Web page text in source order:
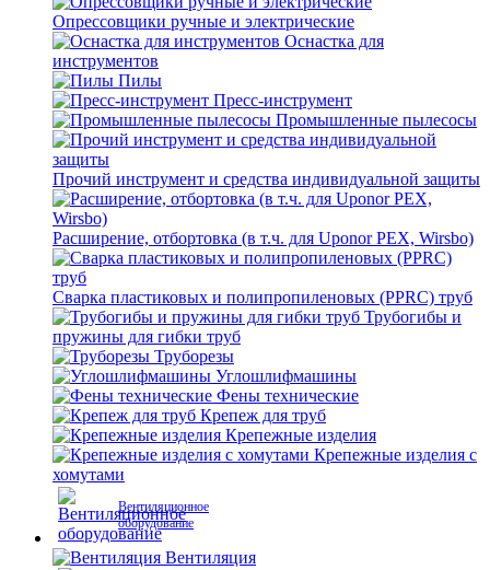
Опрессовщики ручные и электрические
Оснастка для
инструментов
Пилы
Пресс-инструмент
Промышленные пылесосы
Прочий инструмент и средства индивидуальной защиты
Расширение, отбортовка (в т.ч. для Uponor PEX, Wirsbo)
Сварка пластиковых и полипропиленовых (PPRC) труб
Трубогибы и
пружины для гибки труб
Труборезы
Углошлифмашины
Фены технические
Крепеж для труб
Крепежные изделия
Крепежные изделия с
хомутами
Вентиляционное
оборудование
Вентиляция